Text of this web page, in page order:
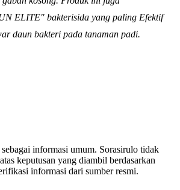
ELITE" bakterisida yang paling Efektif
daun bakteri pada tanaman padi.
informasi umum. Sorasirulo tidak
keputusan yang diambil berdasarkan
informasi dari sumber resmi.